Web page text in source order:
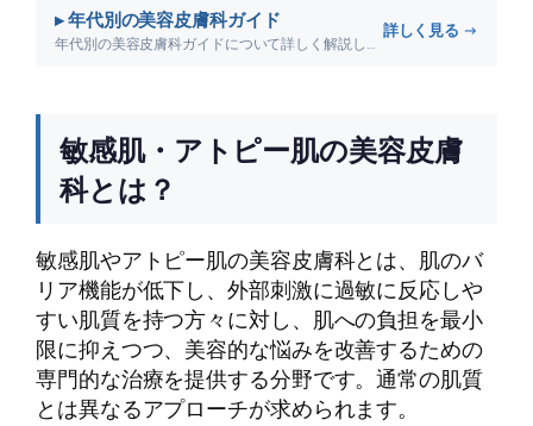
▸ 年代別の美容皮膚科ガイド
年代別の美容皮膚科ガイドについて詳しく解説します。
詳しく見る →
敏感肌・アトピー肌の美容皮膚
科とは？
敏感肌やアトピー肌の美容皮膚科とは、肌のバ
リア機能が低下し、外部刺激に過敏に反応しや
すい肌質を持つ方々に対し、肌への負担を最小
限に抑えつつ、美容的な悩みを改善するための
専門的な治療を提供する分野です。通常の肌質
とは異なるアプローチが求められます。